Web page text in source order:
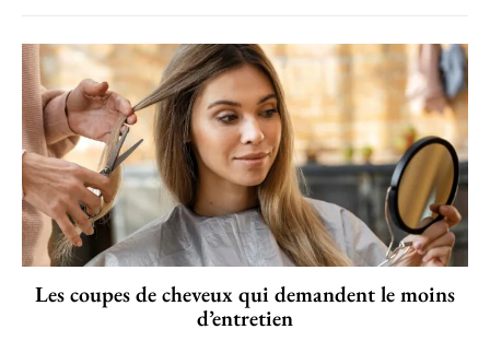
Les coupes de cheveux qui demandent le moins
d’entretien